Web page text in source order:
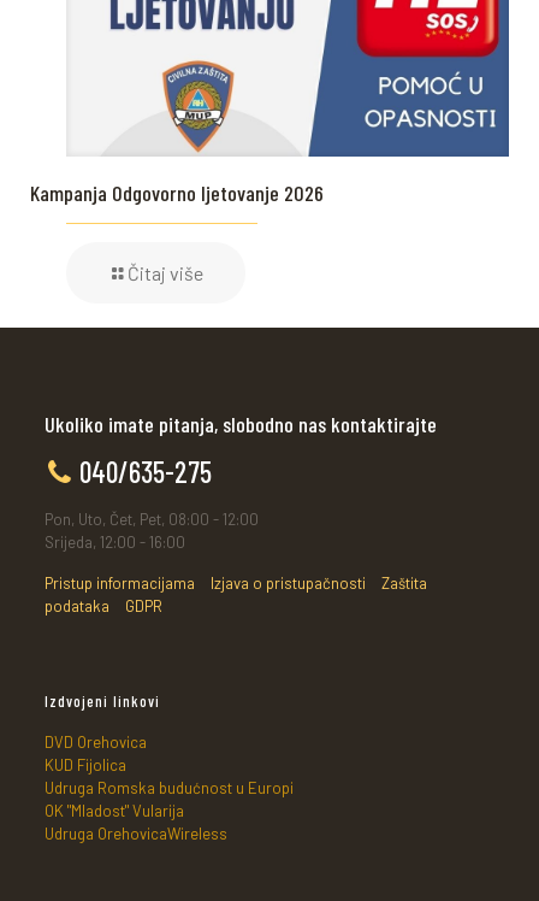
Kampanja Odgovorno ljetovanje 2026
Čitaj više
Ukoliko imate pitanja, slobodno nas kontaktirajte
040/635-275
Pon, Uto, Čet, Pet, 08:00 - 12:00
Srijeda, 12:00 - 16:00
Pristup informacijama Izjava o pristupačnosti
Zaštita
podataka
GDPR
Izdvojeni linkovi
DVD Orehovica
KUD Fijolica
Udruga Romska budućnost u Europi
OK "Mladost" Vularija
Udruga OrehovicaWireless